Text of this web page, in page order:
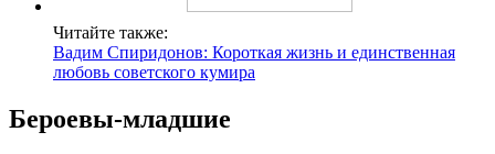
Читайте также:
Вадим Спиридонов: Короткая жизнь и единственная
любовь советского кумира
Бероевы-младшие